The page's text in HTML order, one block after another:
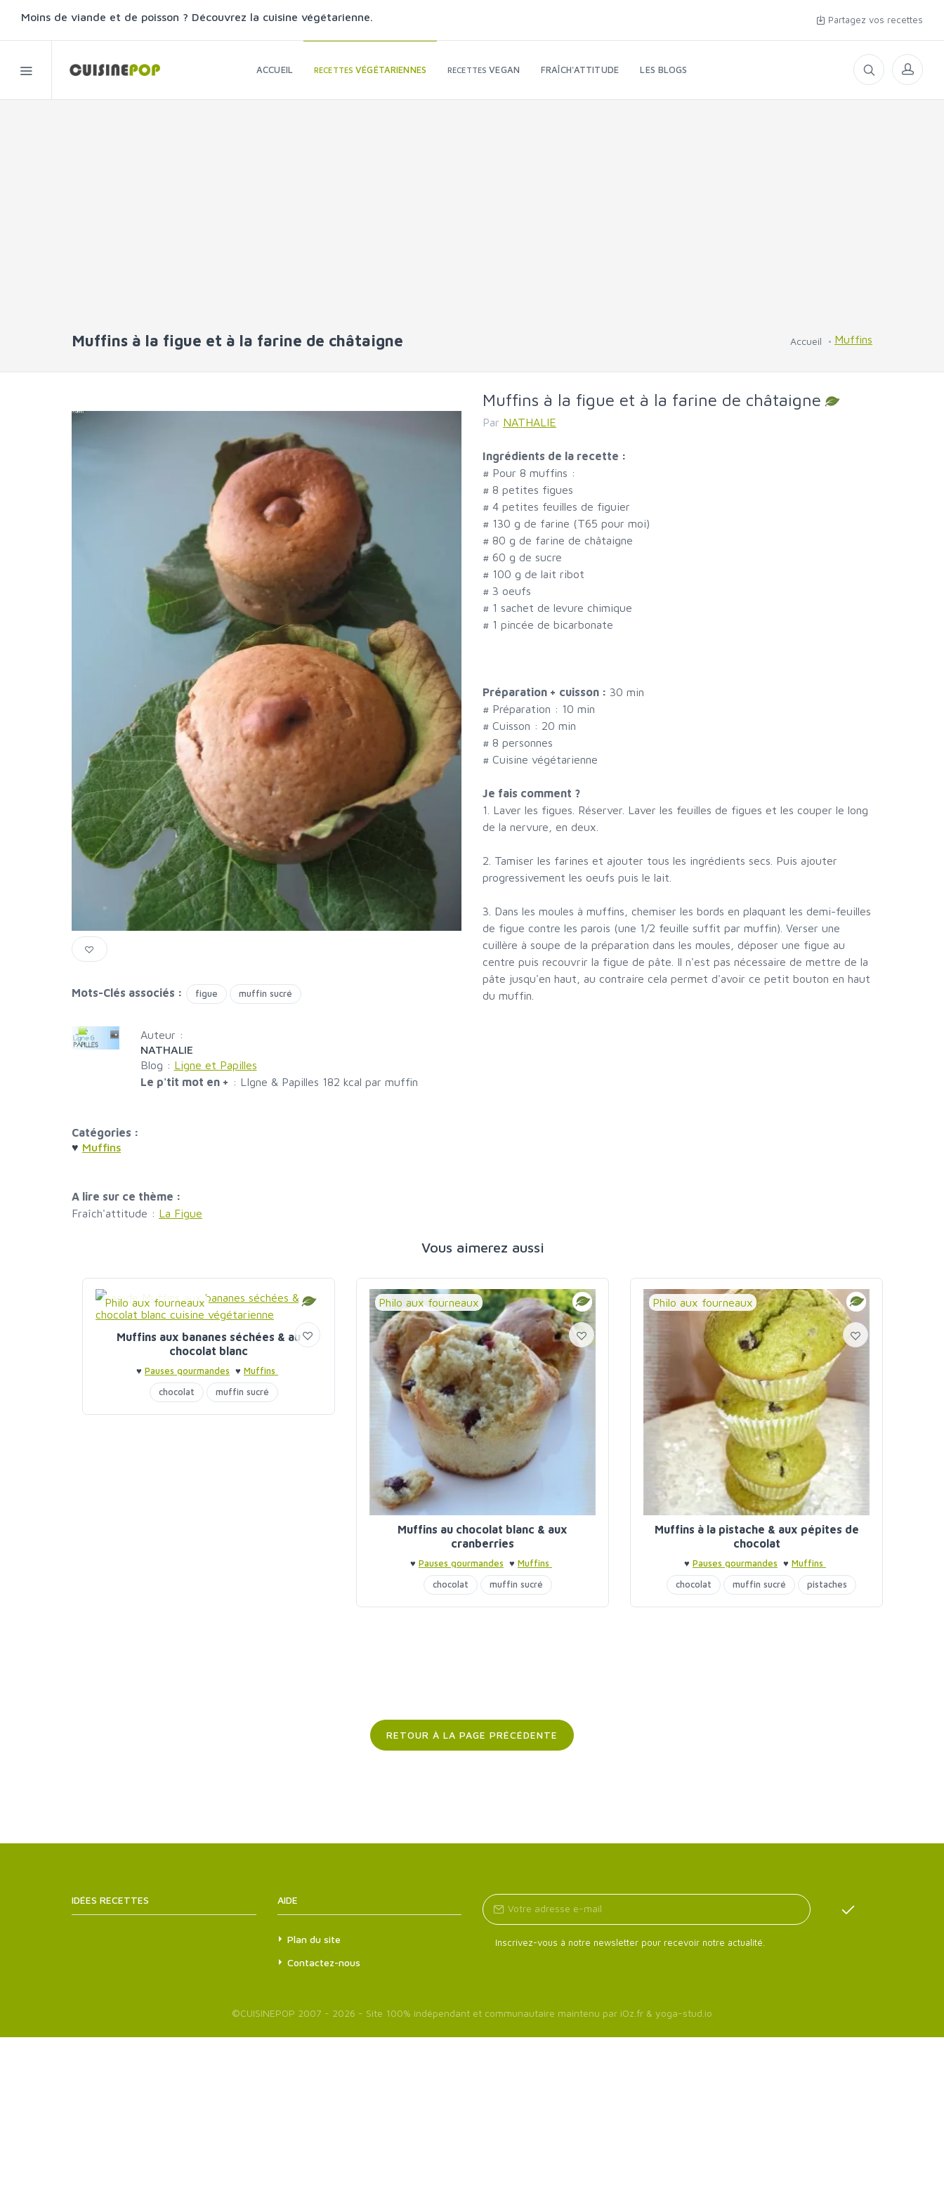
Moins de viande et de poisson ? Découvrez la cuisine végétarienne. Partagez vos recettes
ACCUEIL RECETTESVÉGÉTARIENNES RECETTESVEGAN FRAÎCH'ATTITUDE LES BLOGS
Muffins à la figue et à la farine de châtaigne Accueil Muffins
Mots-Clés associés : figue muffin sucré
Auteur :
NATHALIE
Blog : Ligne et Papilles
Le p'tit mot en + : LIgne & Papilles 182 kcal par muffin
Catégories :
♥ Muffins
A lire sur ce thème :
Fraîch'attitude : La Figue
Muffins à la figue et à la farine de châtaigne
Par NATHALIE
Ingrédients de la recette :
# Pour 8 muffins :
# 8 petites figues
# 4 petites feuilles de figuier
# 130 g de farine (T65 pour moi)
# 80 g de farine de châtaigne
# 60 g de sucre
# 100 g de lait ribot
# 3 oeufs
# 1 sachet de levure chimique
# 1 pincée de bicarbonate
Préparation + cuisson : 30 min
# Préparation : 10 min
# Cuisson : 20 min
# 8 personnes
# Cuisine végétarienne
Je fais comment ?
1. Laver les figues. Réserver. Laver les feuilles de figues et les couper le long
de la nervure, en deux.
2. Tamiser les farines et ajouter tous les ingrédients secs. Puis ajouter
progressivement les oeufs puis le lait.
3. Dans les moules à muffins, chemiser les bords en plaquant les demi-feuilles
de figue contre les parois (une 1/2 feuille suffit par muffin). Verser une
cuillère à soupe de la préparation dans les moules, déposer une figue au
centre puis recouvrir la figue de pâte. Il n'est pas nécessaire de mettre de la
pâte jusqu'en haut, au contraire cela permet d'avoir ce petit bouton en haut
du muffin.
Vous aimerez aussi
Philo aux fourneaux
Muffins aux bananes séchées & au
chocolat blanc
♥ Pauses gourmandes ♥ Muffins
chocolat
muffin sucré
Philo aux fourneaux
Muffins au chocolat blanc & aux
cranberries
♥ Pauses gourmandes ♥ Muffins
chocolat
muffin sucré
Philo aux fourneaux
Muffins à la pistache & aux pépites de
chocolat
♥ Pauses gourmandes ♥ Muffins
chocolat
muffin sucré pistaches
RETOUR À LA PAGE PRÉCÉDENTE
IDÉES RECETTES AIDE
Plan du site
Contactez-nous
Inscrivez-vous à notre newsletter pour recevoir notre actualité.
©CUISINEPOP 2007 - 2026 - Site 100% indépendant et communautaire maintenu par iOz.fr & yoga-stud.io